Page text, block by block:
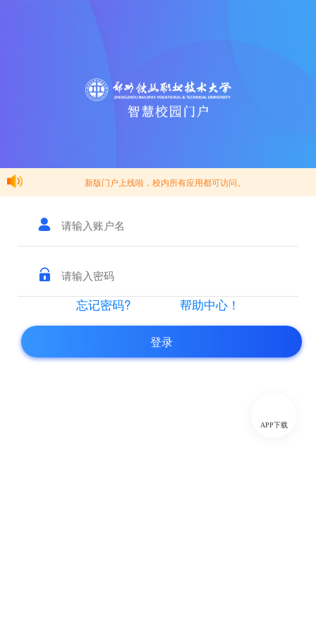
新版门户上线啦，校内所有应用都可访问。
忘记密码? 帮助中心！
登录
APP下载